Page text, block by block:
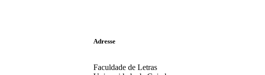
Adresse
Faculdade de Letras